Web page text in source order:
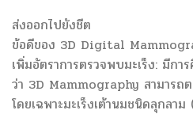
ส่งออกไปยังชีต
ข้อดีของ 3D Digital
เพิ่มอัตราการตรวจพบมะเร็ง: มีกา
ว่า 3D Mammography สามารถ
โดยเฉพาะมะเร็งเต้านมชนิดลุกล